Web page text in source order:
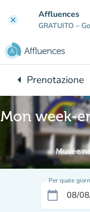
clear Affluences
GRATUITO –
arrow_leftTorna a:
Prenotazione
Mon week-
Musée
Per quale
calendar_today